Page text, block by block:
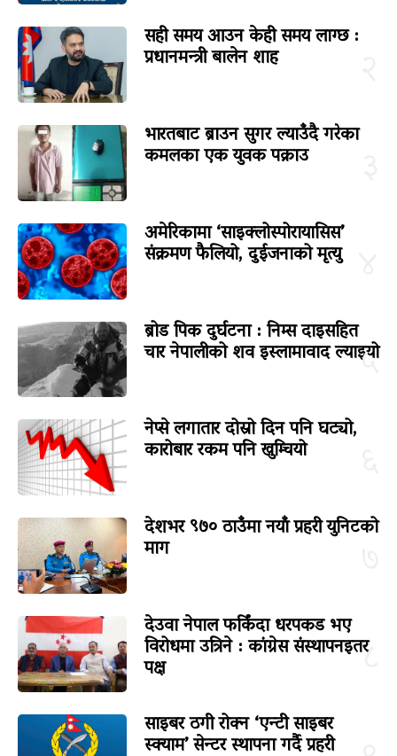
सही समय आउन केही समय लाग्छ :
प्रधानमन्त्री बालेन शाह
भारतबाट ब्राउन सुगर ल्याउँदै गरेका
कमलका एक युवक पक्राउ
अमेरिकामा ‘साइक्लोस्पोरायासिस’
संक्रमण फैलियो, दुईजनाको मृत्यु
५
ब्रोड पिक दुर्घटना : निम्स दाइसहित
चार नेपालीको शव इस्लामावाद ल्याइयो
नेप्से लगातार दोस्रो दिन पनि घट्यो,
कारोबार रकम पनि खुम्चियो
देशभर ९७० ठाउँमा नयाँ प्रहरी युनिटको
माग
८
देउवा नेपाल फर्किंदा धरपकड भए
विरोधमा उत्रिने : कांग्रेस संस्थापनइतर
पक्ष
साइबर ठगी रोक्न ‘एन्टी साइबर
स्क्याम’ सेन्टर स्थापना गर्दै प्रहरी